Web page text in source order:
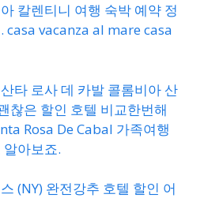
칼렌티니 여행 숙박 예약 정
casa vacanza al mare casa
타 로사 데 카발 콜롬비아 산
찮은 할인 호텔 비교한번해
Rosa De Cabal 가족여행
아보죠.
(NY) 완전강추 호텔 할인 어